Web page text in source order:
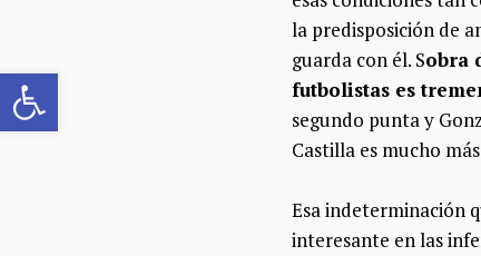
Abrir barra de herramientas
la predisposición de
guarda con él. Sobra
futbolistas es
segundo punta y
Castilla es mucho
Esa indeterminación
interesante en las